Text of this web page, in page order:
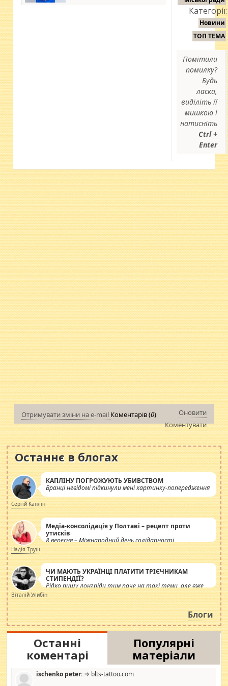
Категорії:
Новини
ТОП ТЕМА
Помітили
помилку?
Будь
ласка,
виділіть її
мишкою і
натисніть
Ctrl +
Enter
Отримувати зміни на e-mail Коментарів (0)
Оновити
Коментувати
Останнє в блогах
КАПЛІНУ ПОГРОЖУЮТЬ УБИВСТВОМ
Вранці невідомі підкинули мені картинку-попередження
Сергій Каплін
Медіа-консолідація у Полтаві – рецепт проти
утисків
8 вересня – Міжнародний день солідарності
журналістів.
Надія Труш
ЧИ МАЮТЬ УКРАЇНЦІ ПЛАТИТИ ТРІЄЧНИКАМ
СТИПЕНДІЇ?
Рідко пишу лонгріди тим паче на такі теми, але вже
просто дістало! Обурюють сьогоднішні інсенуації
навколо стипендіального питання. Штучно
роздувається ще одна соціальна катастрофа.
Віталій Улибін
Блоги
Останні
коментарі
Популярні
матеріали
ischenko peter: ⇒ blts-tattoo.com